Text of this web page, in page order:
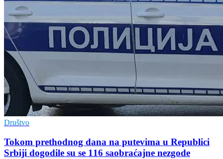
Društvo
Tokom prethodnog dana na putevima u Republici
Srbiji dogodile su se 116 saobraćajne nezgode